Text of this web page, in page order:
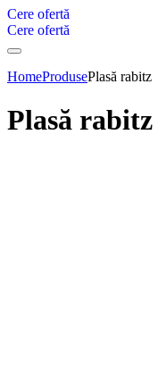
Cere ofertă
Cere ofertă
HomeProdusePlasă rabitz
Plasă rabitz